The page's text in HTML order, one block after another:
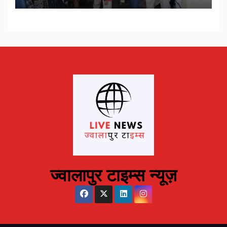
ज्वालापुर टाइम्स न्यूज़